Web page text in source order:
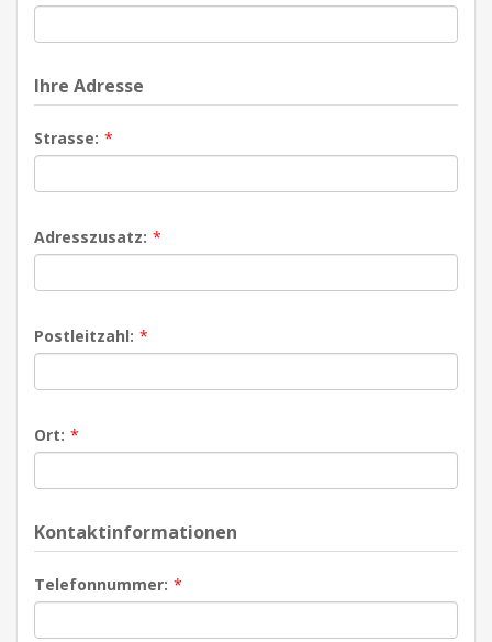
Ihre Adresse
Strasse: *
Adresszusatz: *
Postleitzahl: *
Ort: *
Kontaktinformationen
Telefonnummer: *